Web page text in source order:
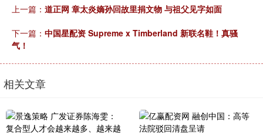
上一篇： 道正网 章太炎嫡孙回故里捐文物 与祖父见字如面
下一篇： 中国星配资 Supreme x Timberland 新联名鞋！真骚
气！
相关文章